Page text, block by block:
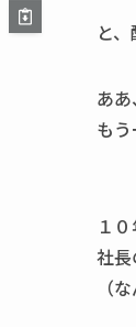
と
ああ
も
１
社長
（